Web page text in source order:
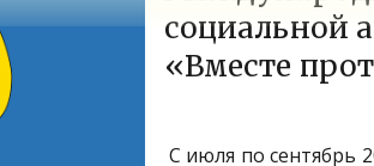
социальной
«Вместе
C июля по сентябрь